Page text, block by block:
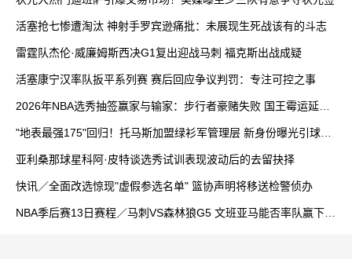
活塞抢七惨遭淘汰 神射手罗宾逊痛批：未展现生死战该有的斗志
雷霆队杰伦·威廉姆斯西决G1复出迎战马刺 福克斯出战成疑
活塞康宁汉率队扳平系列赛 赛后回应争议判罚：专注可控之事
2026年NBA选秀抽签赢家与输家：步行者豪赌失败 国王霉运延续
"地表最强175"回归！托马斯加盟绿衫军管理层 新身份曝光引球迷
亚利桑那球星科阿·皮特谈选秀试训表现波动后的去留抉择
快讯／全面改选惊现"虚假参选名单" 篮协声明将移送检警侦办
NBA季后赛13日赛程／马刺VS森林狼G5 文班亚马能否率队赢下天